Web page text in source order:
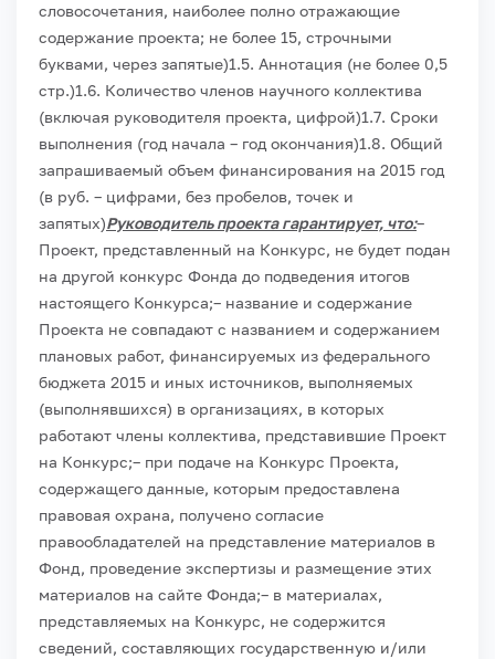
словосочетания, наиболее полно отражающие
содержание проекта; не более 15, строчными
буквами, через запятые)1.5. Аннотация (не более 0,5
стр.)1.6. Количество членов научного коллектива
(включая руководителя проекта, цифрой)1.7. Сроки
выполнения (год начала – год окончания)1.8. Общий
запрашиваемый объем финансирования на 2015 год
(в руб. – цифрами, без пробелов, точек и
запятых)Руководитель проекта гарантирует, что:–
Проект, представленный на Конкурс, не будет подан
на другой конкурс Фонда до подведения итогов
настоящего Конкурса;– название и содержание
Проекта не совпадают с названием и содержанием
плановых работ, финансируемых из федерального
бюджета 2015 и иных источников, выполняемых
(выполнявшихся) в организациях, в которых
работают члены коллектива, представившие Проект
на Конкурс;– при подаче на Конкурс Проекта,
содержащего данные, которым предоставлена
правовая охрана, получено согласие
правообладателей на представление материалов в
Фонд, проведение экспертизы и размещение этих
материалов на сайте Фонда;– в материалах,
представляемых на Конкурс, не содержится
сведений, составляющих государственную и/или